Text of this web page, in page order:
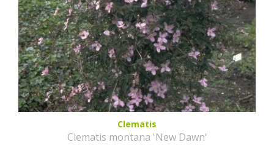
Clematis
Clematis montana 'New Dawn'